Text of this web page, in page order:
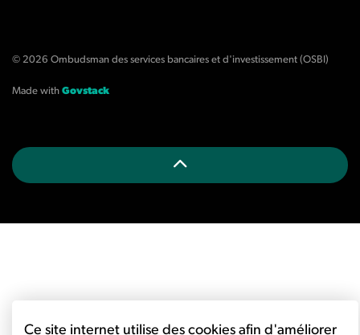
Ce site internet utilise des cookies afin d'améliorer
© 2026 Ombudsman des services bancaires et d'investissement (OSBI)
Made with Govstack